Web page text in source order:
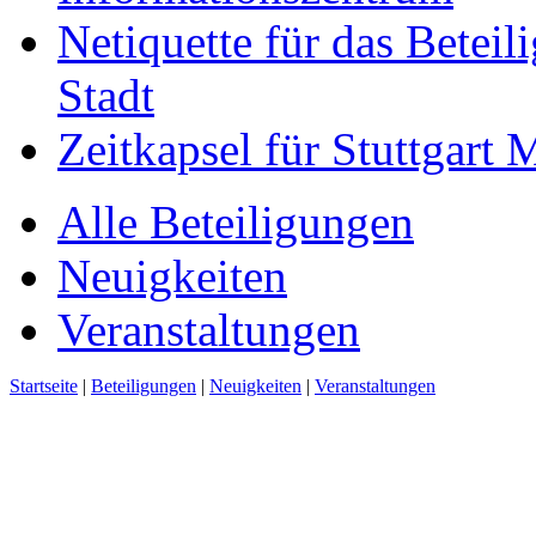
Netiquette für das
Stadt
Zeitkapsel für Stuttgart
Alle Beteiligungen
Neuigkeiten
Veranstaltungen
Startseite | Beteiligungen | Neuigkeiten | Veranstaltungen